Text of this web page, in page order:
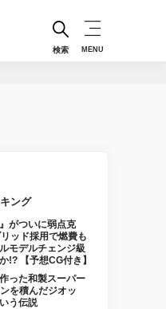
検索 MENU
ング
がついに弱点克
ッド採用で燃費も
モデルチェンジ級
!? 【予想CG付き】
った和製スーパー
を積んだジオッ
う伝説